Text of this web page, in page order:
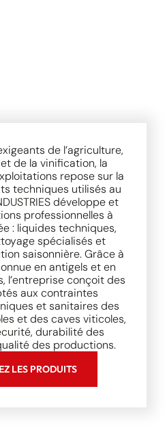
de l’agriculture,
de la vinification, la
repose sur la
techniques utilisés au
développe et
professionnelles à
: liquides techniques,
spécialisés et
saisonnière. Grâce à
en antigels et en
l’entreprise conçoit des
aux contraintes
et sanitaires des
et des caves viticoles,
durabilité des
des productions.
LES PRODUITS